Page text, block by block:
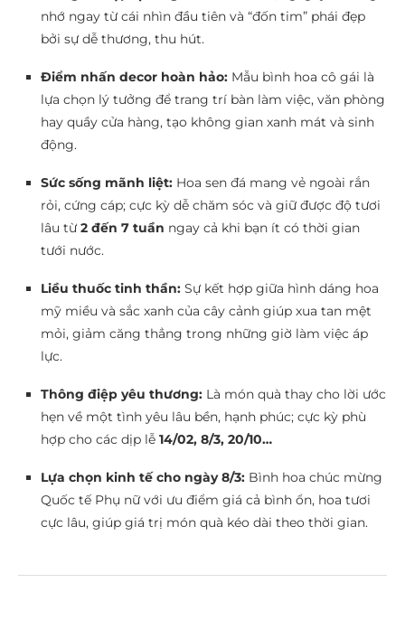
nhớ ngay từ cái nhìn đầu tiên và “đốn tim” phái đẹp
bởi sự dễ thương, thu hút.
Điểm nhấn decor hoàn hảo: Mẫu bình hoa cô gái là
lựa chọn lý tưởng để trang trí bàn làm việc, văn phòng
hay quầy cửa hàng, tạo không gian xanh mát và sinh
động.
Sức sống mãnh liệt: Hoa sen đá mang vẻ ngoài rắn
rỏi, cứng cáp; cực kỳ dễ chăm sóc và giữ được độ tươi
lâu từ2 đến 7 tuần ngay cả khi bạn ít có thời gian
tưới nước.
Liều thuốc tinh thần: Sự kết hợp giữa hình dáng hoa
mỹ miều và sắc xanh của cây cảnh giúp xua tan mệt
mỏi, giảm căng thẳng trong những giờ làm việc áp
lực.
Thông điệp yêu thương: Là món quà thay cho lời ước
hẹn về một tình yêu lâu bền, hạnh phúc; cực kỳ phù
hợp cho các dịp lễ 14/02, 8/3, 20/10…
Lựa chọn kinh tế cho ngày 8/3: Bình hoa chúc mừng
Quốc tế Phụ nữ với ưu điểm giá cả bình ổn, hoa tươi
cực lâu, giúp giá trị món quà kéo dài theo thời gian.